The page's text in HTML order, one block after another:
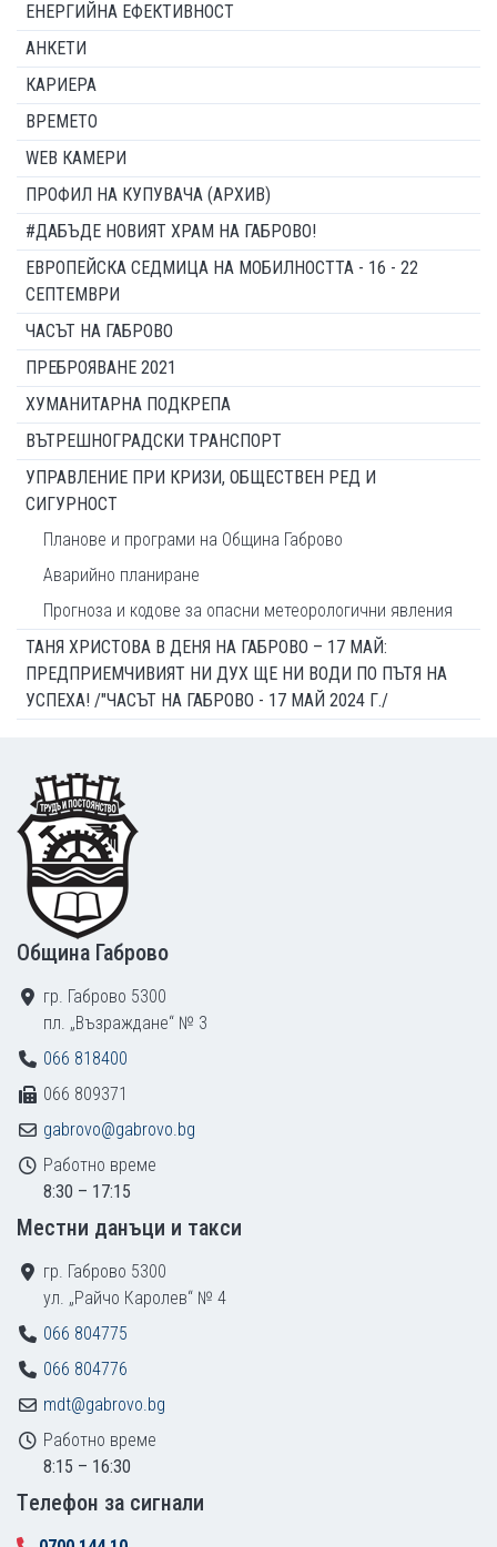
ЕНЕРГИЙНА ЕФЕКТИВНОСТ
АНКЕТИ
КАРИЕРА
ВРЕМЕТО
WEB КАМЕРИ
ПРОФИЛ НА КУПУВАЧА (АРХИВ)
#ДАБЪДЕ НОВИЯТ ХРАМ НА ГАБРОВО!
ЕВРОПЕЙСКА СЕДМИЦА НА МОБИЛНОСТТА - 16 - 22
СЕПТЕМВРИ
ЧАСЪТ НА ГАБРОВО
ПРЕБРОЯВАНЕ 2021
ХУМАНИТАРНА ПОДКРЕПА
ВЪТРЕШНОГРАДСКИ ТРАНСПОРТ
УПРАВЛЕНИЕ ПРИ КРИЗИ, ОБЩЕСТВЕН РЕД И
СИГУРНОСТ
Планове и програми на Община Габрово
Аварийно планиране
Прогноза и кодове за опасни метеорологични явления
ТАНЯ ХРИСТОВА В ДЕНЯ НА ГАБРОВО – 17 МАЙ:
ПРЕДПРИЕМЧИВИЯТ НИ ДУХ ЩЕ НИ ВОДИ ПО ПЪТЯ НА
УСПЕХА! /"ЧАСЪТ НА ГАБРОВО - 17 МАЙ 2024 Г./
Footer
Община Габрово
гр. Габрово 5300
пл. „Възраждане“ № 3
066 818400
066 809371
gabrovo@gabrovo.bg
Работно време
8:30 – 17:15
Местни данъци и такси
гр. Габрово 5300
ул. „Райчо Каролев“ № 4
066 804775
066 804776
mdt@gabrovo.bg
Работно време
8:15 – 16:30
Tелефон за сигнали